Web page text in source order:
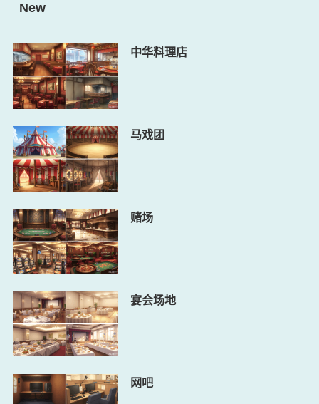
New
中华料理店
马戏团
赌场
宴会场地
网吧